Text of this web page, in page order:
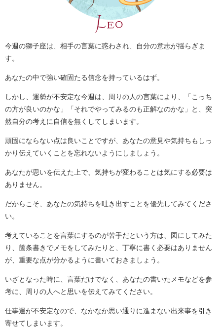
今週の獅子座は、相手の言葉に惑わされ、自分の意志が揺らぎま
す。
あなたの中で強い確固たる信念を持っているはず。
しかし、運勢が不安定な今週は、周りの人の言葉により、「こっち
の方が良いのかな」「それでやってみるのも正解なのかな」と、突
然自分の考えに自信を無くしてしまいます。
頑固にならない点は良いことですが、あなたの意見や気持ちもしっ
かり伝えていくことを忘れないようにしましょう。
あなたが思いを伝えた上で、気持ちが変わることは気にする必要は
ありません。
だからこそ、あなたの気持ちを吐き出すことを優先してみてくださ
い。
考えていることを言葉にするのが苦手だという方は、図にしてみた
り、箇条書きでメモをしてみたりと、丁寧に書く必要はありません
が、重要な点が分かるように書いておきましょう。
いざとなった時に、言葉だけでなく、あなたの書いたメモなどを参
考に、周りの人へと思いを伝えてみてください。
仕事運が不安定なので、なかなか思い通りに進まない出来事を引き
寄せてしまいます。